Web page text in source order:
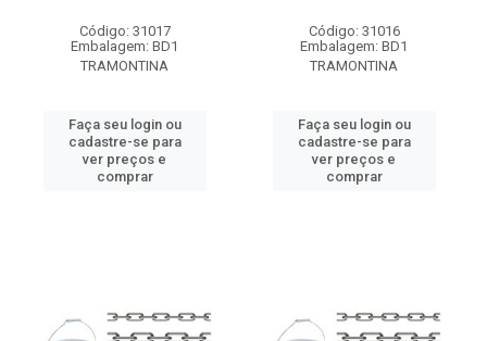
Código: 31017
Embalagem: BD1
TRAMONTINA
Faça seu login ou
cadastre-se para
ver preços e
comprar
Código: 31016
Embalagem: BD1
TRAMONTINA
Faça seu login ou
cadastre-se para
ver preços e
comprar